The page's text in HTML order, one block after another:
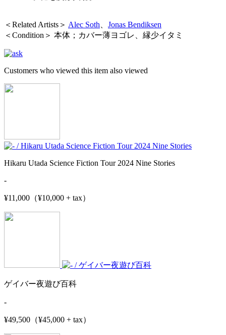
＜Related Artists＞ Alec Soth
Jonas Bendiksen
＜Condition＞ 本体；カバー薄ヨゴレ、縁少イタミ
Customers who viewed this item also viewed
Hikaru Utada Science Fiction Tour 2024 Nine Stories
-
¥11,000（¥10,000 + tax）
ゲイバー夜遊び百科
-
¥49,500（¥45,000 + tax）